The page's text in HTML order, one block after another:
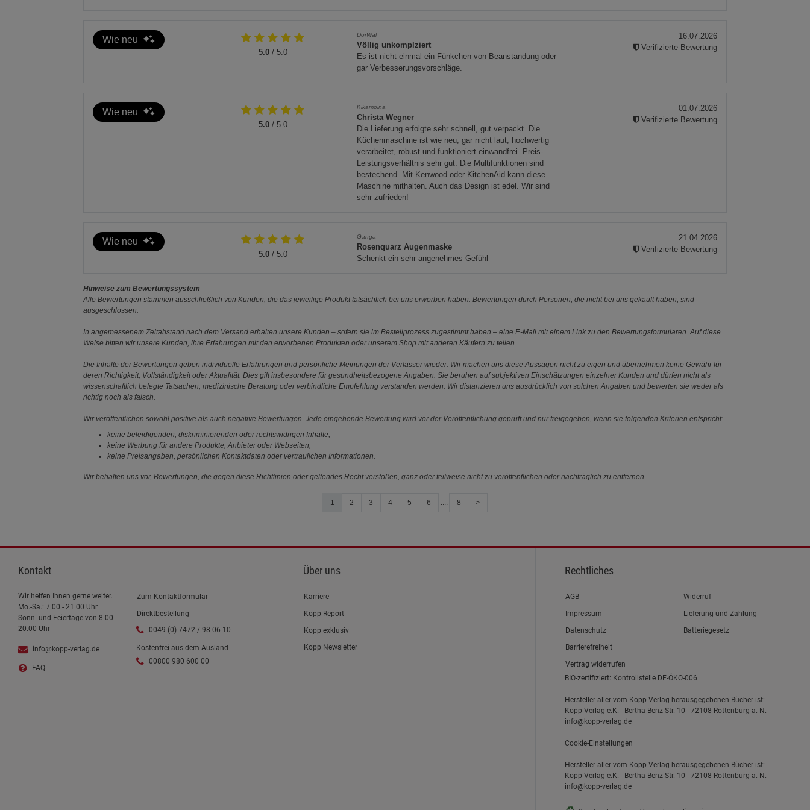
Gebrauchsanweisungen und Verpackungen können dem Papier-Recycling zugeführt werden.
Wie neu
5.0/ 5.0
DorWal
Völlig unkomplziert
Es ist nicht einmal ein Fünkchen von Beanstandung oder
gar Verbesserungsvorschläge.
16.07.2026
Verifizierte Bewertung
Wie neu
5.0/ 5.0
Kikamoina
Christa Wegner
Die Lieferung erfolgte sehr schnell, gut verpackt. Die
Küchenmaschine ist wie neu, gar nicht laut, hochwertig
verarbeitet, robust und funktioniert einwandfrei. Preis-
Leistungsverhältnis sehr gut. Die Multifunktionen sind
bestechend. Mit Kenwood oder KitchenAid kann diese
Maschine mithalten. Auch das Design ist edel. Wir sind
sehr zufrieden!
01.07.2026
Verifizierte Bewertung
Wie neu
5.0/ 5.0
Ganga
Rosenquarz Augenmaske
Schenkt ein sehr angenehmes Gefühl
21.04.2026
Verifizierte Bewertung
Hinweise zum Bewertungssystem
Alle Bewertungen stammen ausschließlich von Kunden, die das jeweilige Produkt tatsächlich bei uns erworben haben. Bewertungen durch Personen, die nicht bei uns gekauft haben, sind
ausgeschlossen.
In angemessenem Zeitabstand nach dem Versand erhalten unsere Kunden – sofern sie im Bestellprozess zugestimmt haben – eine E-Mail mit einem Link zu den Bewertungsformularen. Auf diese
Weise bitten wir unsere Kunden, ihre Erfahrungen mit den erworbenen Produkten oder unserem Shop mit anderen Käufern zu teilen.
Die Inhalte der Bewertungen geben individuelle Erfahrungen und persönliche Meinungen der Verfasser wieder. Wir machen uns diese Aussagen nicht zu eigen und übernehmen keine Gewähr für
deren Richtigkeit, Vollständigkeit oder Aktualität. Dies gilt insbesondere für gesundheitsbezogene Angaben: Sie beruhen auf subjektiven Einschätzungen einzelner Kunden und dürfen nicht als
wissenschaftlich belegte Tatsachen, medizinische Beratung oder verbindliche Empfehlung verstanden werden. Wir distanzieren uns ausdrücklich von solchen Angaben und bewerten sie weder als
richtig noch als falsch.
Wir veröffentlichen sowohl positive als auch negative Bewertungen. Jede eingehende Bewertung wird vor der Veröffentlichung geprüft und nur freigegeben, wenn sie folgenden Kriterien entspricht:
keine beleidigenden, diskriminierenden oder rechtswidrigen Inhalte,
keine Werbung für andere Produkte, Anbieter oder Webseiten,
keine Preisangaben, persönlichen Kontaktdaten oder vertraulichen Informationen.
Wir behalten uns vor, Bewertungen, die gegen diese Richtlinien oder geltendes Recht verstoßen, ganz oder teilweise nicht zu veröffentlichen oder nachträglich zu entfernen.
1 2 3 4 5 6 8 >
Kontakt
Wir helfen Ihnen gerne weiter.
Mo.-Sa.: 7.00 - 21.00 Uhr
Sonn- und Feiertage von 8.00 -
20.00 Uhr
info@kopp-verlag.de
FAQ
Zum Kontaktformular
Direktbestellung
0049 (0) 7472 / 98 06 10
Kostenfrei aus dem Ausland
00800 980 600 00
Über uns
Karriere
Kopp Report
Kopp exklusiv
Kopp Newsletter
Rechtliches
Link zum/zur
AGB
Link zum/zur
Impressum
Link zum/zur
Datenschutz
Link zum/zur
Barrierefreiheit
Vertrag widerrufen
Widerruf
Lieferung und Zahlung
Batteriegesetz
BIO-zertifiziert: Kontrollstelle DE-ÖKO-006
Hersteller aller vom Kopp Verlag herausgegebenen Bücher ist:
Kopp Verlag e.K. - Bertha-Benz-Str. 10 - 72108 Rottenburg a. N. -
info@kopp-verlag.de
Cookie-Einstellungen
Hersteller aller vom Kopp Verlag herausgegebenen Bücher ist:
Kopp Verlag e.K. - Bertha-Benz-Str. 10 - 72108 Rottenburg a. N. -
info@kopp-verlag.de